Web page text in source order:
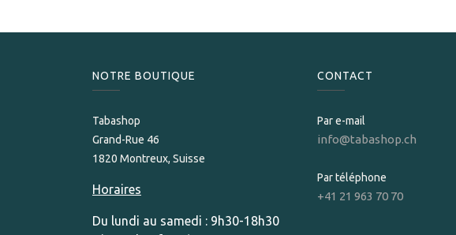
NOTRE BOUTIQUE
Tabashop
Grand-Rue 46
1820 Montreux, Suisse
Horaires
Du lundi au samedi : 9h30-18h30
CONTACT
Par e-mail
info@tabashop.ch
Par téléphone
+41 21 963 70 70